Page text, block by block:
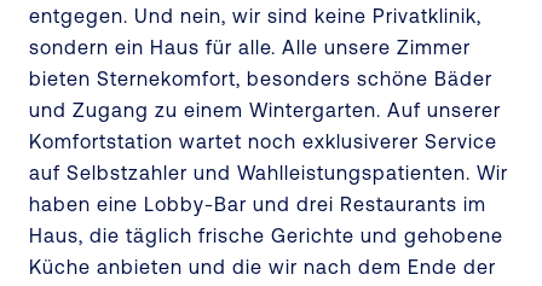
entgegen. Und nein, wir sind keine Privatklinik,
sondern ein Haus für alle. Alle unsere Zimmer
bieten Sternekomfort, besonders schöne Bäder
und Zugang zu einem Wintergarten. Auf unserer
Komfortstation wartet noch exklusiverer Service
auf Selbstzahler und Wahlleistungspatienten. Wir
haben eine Lobby-Bar und drei Restaurants im
Haus, die täglich frische Gerichte und gehobene
Küche anbieten und die wir nach dem Ende der